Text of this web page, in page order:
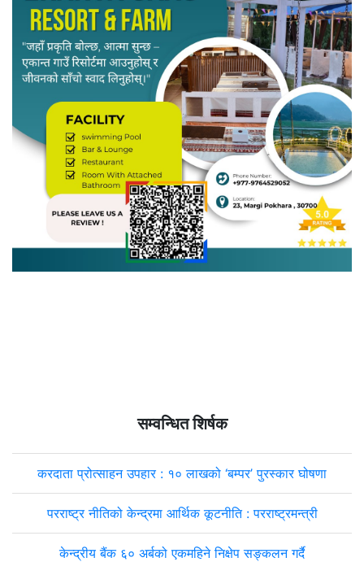
सम्वन्धित शिर्षक
करदाता प्रोत्साहन उपहार : १० लाखको ‘बम्पर’ पुरस्कार घोषणा
परराष्ट्र नीतिको केन्द्रमा आर्थिक कूटनीति : परराष्ट्रमन्त्री
केन्द्रीय बैंक ६० अर्बको एकमहिने निक्षेप सङ्कलन गर्दै